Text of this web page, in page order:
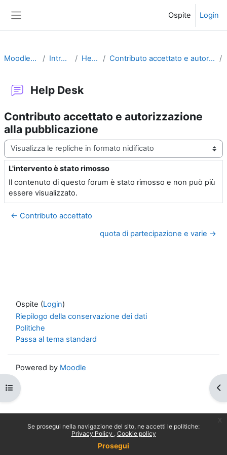
Se prosegui nella navigazione del sito, ne accetti le politiche:
Privacy Policy
Cookie policy
Prosegui
Ospite Login
Apri indice del corso
MoodleMoot2010 Introduzione Help Desk Contributo accettato e autorizzazione alla pubblicazione
Help Desk
Contributo accettato e autorizzazione
alla pubblicazione
Modalità visualizzazione
L'intervento è stato rimosso
Numero di risposte: 0
Il contenuto di questo forum è stato rimosso e non può più
essere visualizzato.
← Contributo accettato
quota di partecipazione e varie →
Ospite (Login)
Riepilogo della conservazione dei dati
Politiche
Passa al tema standard
Powered by Moodle